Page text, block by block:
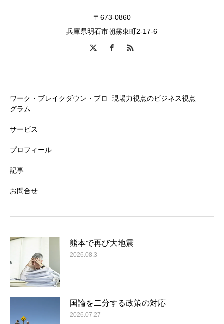
〒673-0860
兵庫県明石市朝霧東町2-17-6
ワーク・ブレイクダウン・プロ
グラム
サービス
プロフィール
記事
お問合せ
現場力視点のビジネス視点
熊本で再び大地震
2026.08.3
国論を二分する政策の対応
2026.07.27